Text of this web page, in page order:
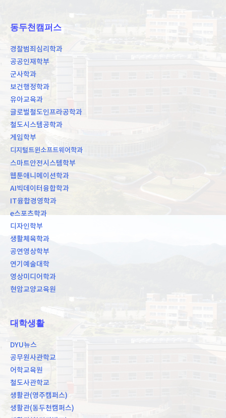
동두천캠퍼스
경찰범죄심리학과
공공인재학부
군사학과
보건행정학과
유아교육과
글로벌철도인프라공학과
철도시스템공학과
게임학부
디지털트윈소프트웨어학과
스마트안전시스템학부
웹툰애니메이션학과
AI빅데이터융합학과
IT융합경영학과
e스포츠학과
디자인학부
생활체육학과
공연영상학부
연기예술대학
영상미디어학과
현암교양교육원
대학생활
DYU뉴스
공무원사관학교
어학교육원
철도사관학교
생활관(영주캠퍼스)
생활관(동두천캠퍼스)